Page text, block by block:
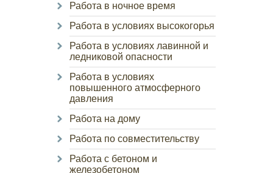
Работа в ночное время
Работа в условиях высокогорья
Работа в условиях лавинной и
ледниковой опасности
Работа в условиях
повышенного атмосферного
давления
Работа на дому
Работа по совместительству
Работа с бетоном и
железобетоном